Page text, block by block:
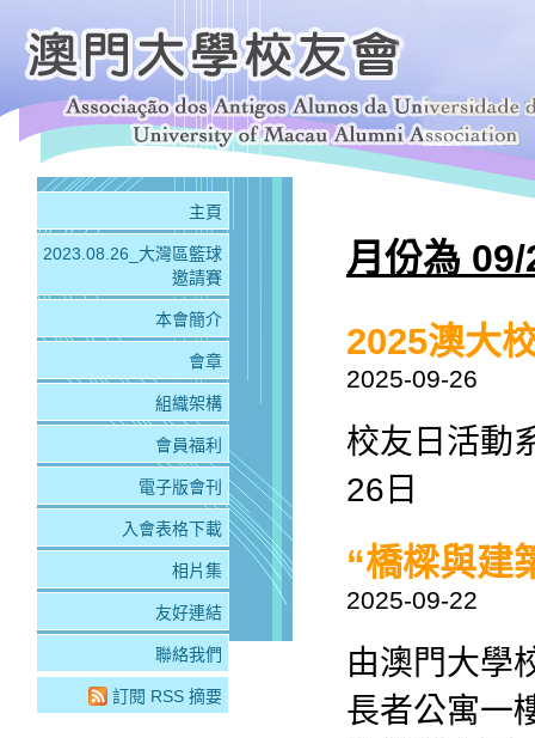
月份為
2025澳大
2025-09-26
校友日活動
26日
“橋樑與建
2025-09-22
由澳門大學
長者公寓一
主頁
2023.08.26_大灣區籃球
邀請賽
本會簡介
會章
組織架構
會員福利
電子版會刊
入會表格下載
相片集
友好連結
聯絡我們
訂閱 RSS 摘要